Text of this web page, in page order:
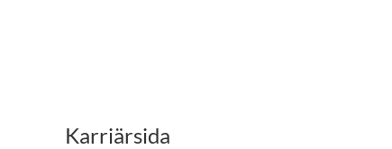
Karriärsida